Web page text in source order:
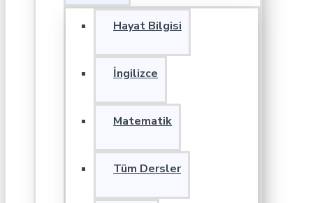
Hayat Bilgisi
İngilizce
Matematik
Tüm Dersler